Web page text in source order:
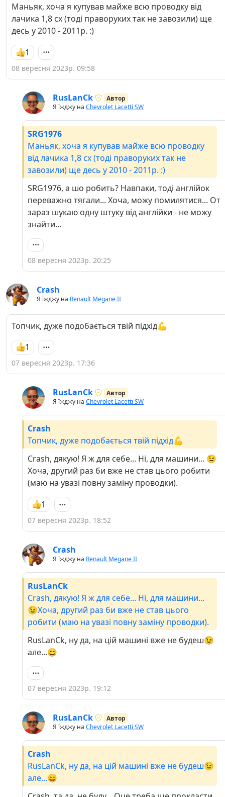
Маньяк, хоча я купував майже всю проводку від
лачика 1,8 сх (тоді праворуких так не завозили) ще
десь у 2010 - 2011р. :)
1
08 вересня 2023р. 09:58
RusLanCk
Автор
Я їжджу на Chevrolet Lacetti SW
SRG1976
Маньяк, хоча я купував майже всю проводку
від лачика 1,8 сх (тоді праворуких так не
завозили) ще десь у 2010 - 2011р. :)
SRG1976, а шо робить? Навпаки, тоді англійок
переважно тягали... Хоча, можу помилятися... От
зараз шукаю одну штуку від англійки - не можу
знайти...
08 вересня 2023р. 20:25
Crash
Я їжджу на Renault Megane II
Топчик, дуже подобається твій підхід💪
1
07 вересня 2023р. 17:36
RusLanCk
Автор
Я їжджу на Chevrolet Lacetti SW
Crash
Топчик, дуже подобається твій підхід💪
Crash, дякую! Я ж для себе... Ні, для машини... 😉
Хоча, другий раз би вже не став цього робити
(маю на увазі повну заміну проводки).
1
07 вересня 2023р. 18:52
Crash
Я їжджу на Renault Megane II
RusLanCk
Crash, дякую! Я ж для себе... Ні, для машини...
😉Хоча, другий раз би вже не став цього
робити (маю на увазі повну заміну проводки).
RusLanCk, ну да, на цій машині вже не будеш😉
але...😄
07 вересня 2023р. 19:12
RusLanCk
Автор
Я їжджу на Chevrolet Lacetti SW
Crash
RusLanCk, ну да, на цій машині вже не будеш😉
але...😄